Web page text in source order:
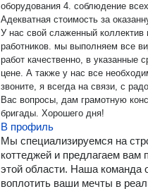
оборудования 4. соблюдение
Адекватная стоимость за
У нас свой слаженный коллектив
работников. мы выполняем все
работ качественно, в указанные
цене. А также у нас все необходимые инструменты пишите,
звоните, я всегда на связи, с
Вас вопросы, дам грамотную
бригады. Хорошего дня!
В профиль
Мы специализируемся на
коттеджей и предлагаем вам
этой области. Наша команда
воплотить ваши мечты в